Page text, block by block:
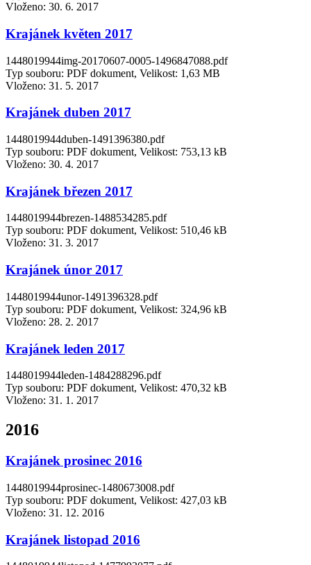
Vloženo: 30. 6. 2017
Krajánek květen 2017
1448019944img-20170607-0005-1496847088.pdf
Typ souboru: PDF dokument, Velikost: 1,63 MB
Vloženo: 31. 5. 2017
Krajánek duben 2017
1448019944duben-1491396380.pdf
Typ souboru: PDF dokument, Velikost: 753,13 kB
Vloženo: 30. 4. 2017
Krajánek březen 2017
1448019944brezen-1488534285.pdf
Typ souboru: PDF dokument, Velikost: 510,46 kB
Vloženo: 31. 3. 2017
Krajánek únor 2017
1448019944unor-1491396328.pdf
Typ souboru: PDF dokument, Velikost: 324,96 kB
Vloženo: 28. 2. 2017
Krajánek leden 2017
1448019944leden-1484288296.pdf
Typ souboru: PDF dokument, Velikost: 470,32 kB
Vloženo: 31. 1. 2017
2016
Krajánek prosinec 2016
1448019944prosinec-1480673008.pdf
Typ souboru: PDF dokument, Velikost: 427,03 kB
Vloženo: 31. 12. 2016
Krajánek listopad 2016